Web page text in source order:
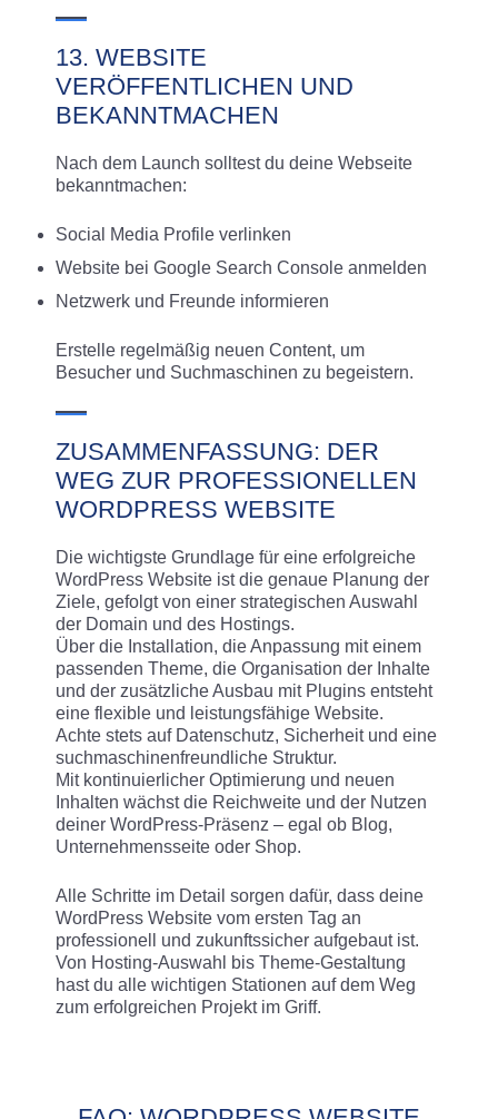
13. WEBSITE
VERÖFFENTLICHEN UND
BEKANNTMACHEN
Nach dem Launch solltest du deine Webseite
bekanntmachen:
Social Media Profile verlinken
Website bei Google Search Console anmelden
Netzwerk und Freunde informieren
Erstelle regelmäßig neuen Content, um
Besucher und Suchmaschinen zu begeistern.
ZUSAMMENFASSUNG: DER
WEG ZUR PROFESSIONELLEN
WORDPRESS WEBSITE
Die wichtigste Grundlage für eine erfolgreiche
WordPress Website ist die genaue Planung der
Ziele, gefolgt von einer strategischen Auswahl
der Domain und des Hostings.
Über die Installation, die Anpassung mit einem
passenden Theme, die Organisation der Inhalte
und der zusätzliche Ausbau mit Plugins entsteht
eine flexible und leistungsfähige Website.
Achte stets auf Datenschutz, Sicherheit und eine
suchmaschinenfreundliche Struktur.
Mit kontinuierlicher Optimierung und neuen
Inhalten wächst die Reichweite und der Nutzen
deiner WordPress-Präsenz – egal ob Blog,
Unternehmensseite oder Shop.
Alle Schritte im Detail sorgen dafür, dass deine
WordPress Website vom ersten Tag an
professionell und zukunftssicher aufgebaut ist.
Von Hosting-Auswahl bis Theme-Gestaltung
hast du alle wichtigen Stationen auf dem Weg
zum erfolgreichen Projekt im Griff.